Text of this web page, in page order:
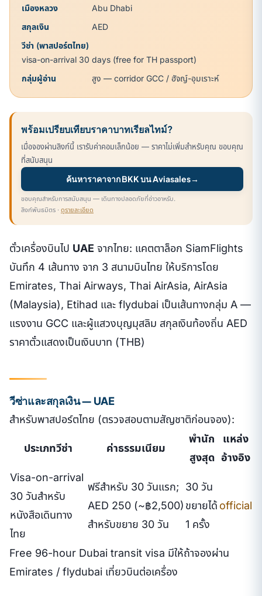
เมืองหลวง
Abu Dhabi
สกุลเงิน
AED
วีซ่า (พาสปอร์ตไทย)
visa-on-arrival 30 days (free for TH passport)
กลุ่มผู้อ่าน
สูง — corridor GCC / ฮัจญ์-อุมเราะห์
พร้อมเปรียบเทียบราคาบาทเรียลไทม์?
เมื่อจองผ่านลิงก์นี้ เรารับค่าคอมเล็กน้อย — ราคาไม่เพิ่มสำหรับคุณ ขอบคุณ
ที่สนับสนุน
ค้นหาราคาจาก BKK บน Aviasales→
ขอบคุณสำหรับการสนับสนุน — เดินทางปลอดภัยที่อ่าวอาหรับ.
ลิงก์พันธมิตร · ดูรายละเอียด
ตั๋วเครื่องบินไป UAE จากไทย: แคตตาล็อก SiamFlights
บันทึก 4 เส้นทาง จาก 3 สนามบินไทย ให้บริการโดย
Emirates, Thai Airways, Thai AirAsia, AirAsia
(Malaysia), Etihad และ flydubai เป็นเส้นทางกลุ่ม A —
แรงงาน GCC และผู้แสวงบุญมุสลิม สกุลเงินท้องถิ่น AED
ราคาตั๋วแสดงเป็นเงินบาท (THB)
วีซ่าและสกุลเงิน — UAE
สำหรับพาสปอร์ตไทย (ตรวจสอบตามสัญชาติก่อนจอง):
ประเภทวีซ่า ค่าธรรมเนียม
พำนัก
สูงสุด
แหล่ง
อ้างอิง
Visa-on-arrival
30 วันสำหรับ
หนังสือเดินทาง
ไทย
ฟรีสำหรับ 30 วันแรก;
AED 250 (~฿2,500)
สำหรับขยาย 30 วัน
30 วัน
ขยายได้
1 ครั้ง
official
Free 96-hour Dubai transit visa มีให้ถ้าจองผ่าน
Emirates / flydubai เที่ยวบินต่อเครื่อง